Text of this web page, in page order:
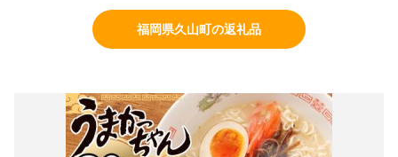
福岡県久山町の返礼品